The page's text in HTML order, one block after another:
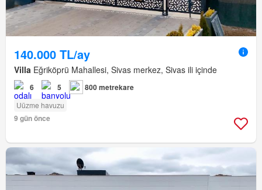
140.000 TL/ay
Villa Eğriköprü Mahallesi, Sivas merkez, Sivas ili içinde
6 5 800 metrekare
Uüzme havuzu
9 gün önce